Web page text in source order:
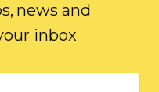
news and
inbox